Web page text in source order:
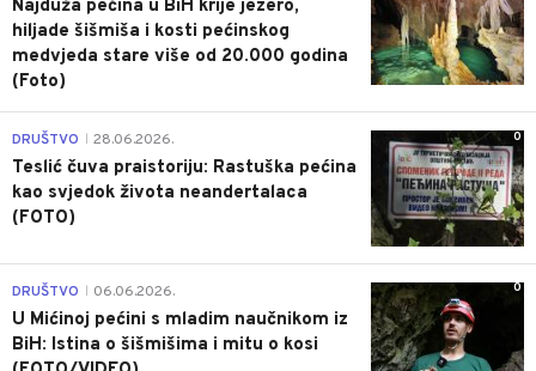
Najduža pećina u BiH krije jezero,
hiljade šišmiša i kosti pećinskog
medvjeda stare više od 20.000 godina
(Foto)
0
DRUŠTVO 28.06.2026.
Teslić čuva praistoriju: Rastuška pećina
kao svjedok života neandertalaca
(FOTO)
0
DRUŠTVO 06.06.2026.
U Mićinoj pećini s mladim naučnikom iz
BiH: Istina o šišmišima i mitu o kosi